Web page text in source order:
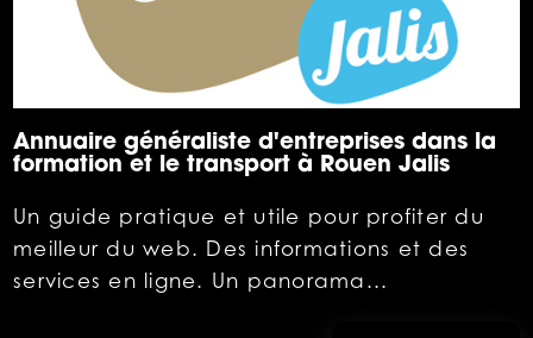
Annuaire généraliste d'entreprises dans la
formation et le transport à Rouen Jalis
Un guide pratique et utile pour profiter du
meilleur du web. Des informations et des
services en ligne. Un panorama...